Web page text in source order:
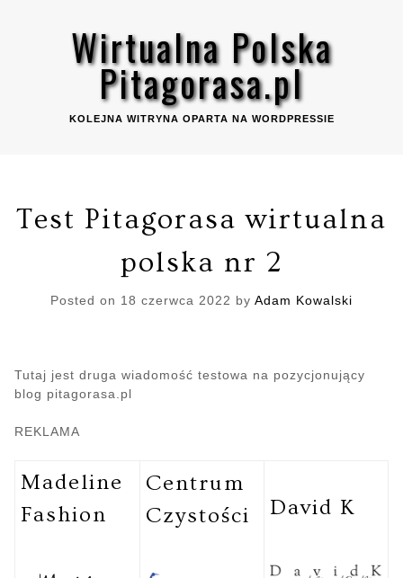
Wirtualna Polska
Pitagorasa.pl
KOLEJNA WITRYNA OPARTA NA WORDPRESSIE
Test Pitagorasa wirtualna
polska nr 2
Posted on 18 czerwca 2022 by Adam Kowalski
Tutaj jest druga wiadomość testowa na pozycjonujący
blog pitagorasa.pl
REKLAMA
Madeline
Fashion
Centrum
Czystości
David K